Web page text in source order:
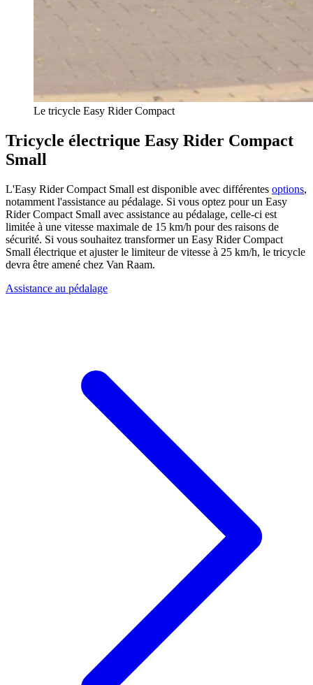
Le tricycle Easy Rider Compact
Tricycle électrique Easy Rider Compact
Small
L'Easy Rider Compact Small est disponible avec différentes options,
notamment l'assistance au pédalage. Si vous optez pour un Easy
Rider Compact Small avec assistance au pédalage, celle-ci est
limitée à une vitesse maximale de 15 km/h pour des raisons de
sécurité. Si vous souhaitez transformer un Easy Rider Compact
Small électrique et ajuster le limiteur de vitesse à 25 km/h, le tricycle
devra être amené chez Van Raam.
Assistance au pédalage